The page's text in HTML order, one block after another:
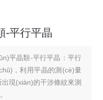
-平行平晶
平晶類-平行平晶：平行
，利用平晶的測(cè)量
現(xiàn)的干涉條紋來測